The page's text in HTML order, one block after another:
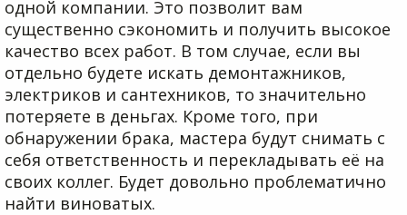
одной компании. Это позволит вам
существенно сэкономить и получить высокое
качество всех работ. В том случае, если вы
отдельно будете искать демонтажников,
электриков и сантехников, то значительно
потеряете в деньгах. Кроме того, при
обнаружении брака, мастера будут снимать с
себя ответственность и перекладывать её на
своих коллег. Будет довольно проблематично
найти виноватых.